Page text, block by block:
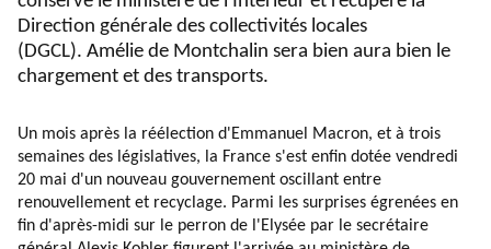
Direction générale des collectivités locales
(DGCL). Amélie de Montchalin sera bien aura bien le
chargement et des transports.
Un mois après la réélection d'Emmanuel Macron, et à trois
semaines des législatives, la France s'est enfin dotée vendredi
20 mai d'un nouveau gouvernement oscillant entre
renouvellement et recyclage. Parmi les surprises égrenées en
fin d'après-midi sur le perron de l'Elysée par le secrétaire